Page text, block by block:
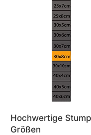
Hochwertige
Größen